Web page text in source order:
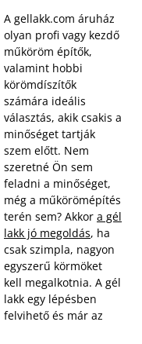
A gellakk.com áruház
olyan profi vagy kezdő
műköröm építők,
valamint hobbi
körömdíszítők
számára ideális
választás, akik csakis a
minőséget tartják
szem előtt. Nem
szeretné Ön sem
feladni a minőséget,
még a műkörömépítés
terén sem? Akkor a gél
lakk jó megoldás, ha
csak szimpla, nagyon
egyszerű körmöket
kell megalkotnia. A gél
lakk egy lépésben
felvihető és már az